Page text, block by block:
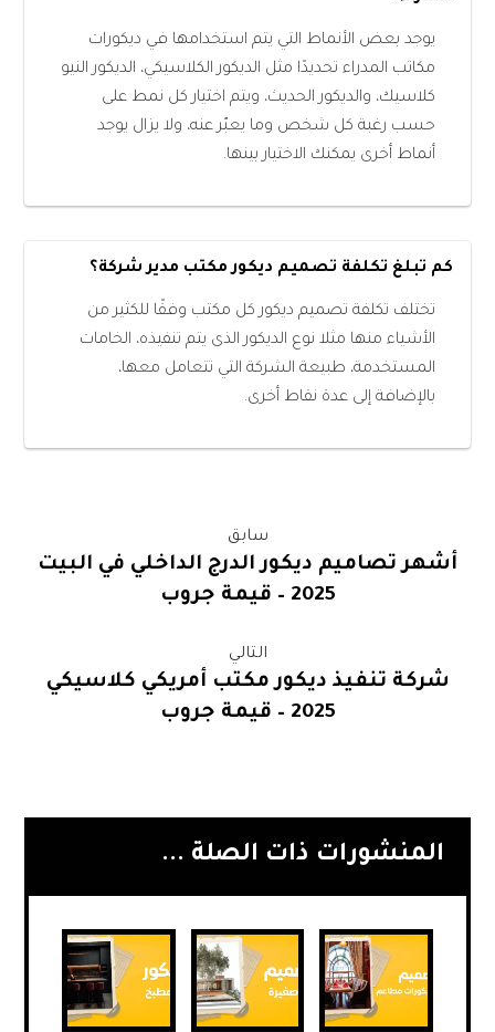
يوجد بعض الأنماط التي يتم استخدامها في ديكورات
مكاتب المدراء تحديدًا مثل الديكور الكلاسيكي، الديكور النيو
كلاسيك، والديكور الحديث، ويتم اختيار كل نمط على
حسب رغبة كل شخص وما يعبّر عنه، ولا يزال يوجد
أنماط أخرى يمكنك الاختيار بينها.
كم تبلغ تكلفة تصميم ديكور مكتب مدير شركة؟
تختلف تكلفة تصميم ديكور كل مكتب وفقًا للكثير من
الأشياء منها مثلا نوع الديكور الذى يتم تنفيذه، الخامات
المستخدمة، طبيعة الشركة التي تتعامل معها،
بالإضافة إلى عدة نقاط أخرى.
سابق
أشهر تصاميم ديكور الدرج الداخلي في البيت
2025 – قيمة جروب
التالي
شركة تنفيذ ديكور مكتب أمريكي كلاسيكي
2025 – قيمة جروب
المنشورات ذات الصلة ...